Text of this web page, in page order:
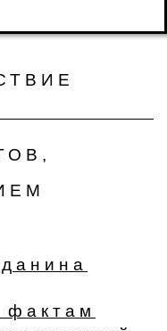
фактам